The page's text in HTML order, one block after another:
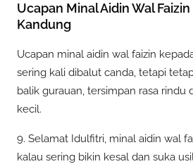
Ucapan Minal Aidin Wal
Kandung
Ucapan minal aidin wal faizin
sering kali dibalut canda, tetapi
balik gurauan, tersimpan rasa rindu
kecil.
9. Selamat Idulfitri, minal aidin wal
kalau sering bikin kesal dan suka